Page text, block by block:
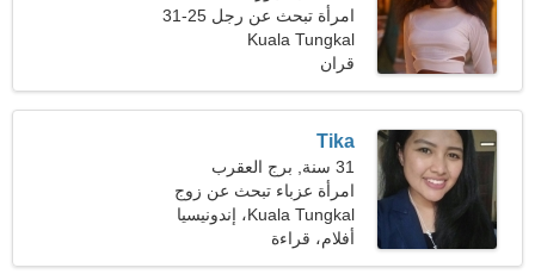
امرأة تبحث عن رجل 25-31
Kuala Tungkal
قران
Tika
31 سنة, برج العقرب
امرأة عزباء تبحث عن زوج
Kuala Tungkal، إندونيسيا
أفلام، قراءة